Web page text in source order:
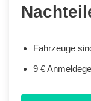
Fahrzeuge
9 €